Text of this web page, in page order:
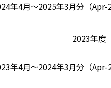
年4月～2025年3月分（Apr-
2023年度
年4月～2024年3月分（Apr-